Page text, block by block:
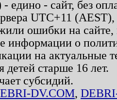
едино - сайт, без
UTC+11
ошибки на
информации о
на актуальные
старше 16 лет.
субсидий.
DV.COM,